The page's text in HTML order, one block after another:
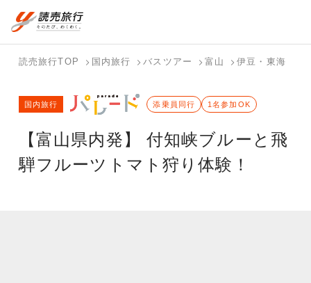
国内旅行トップ
バスツアー
を探す
個人旅行
（ブーケ）を探す
ら探す
テーマから写真から探
海外旅行トップ
海外特集か
ら探す
テーマから
探す
す
読売旅行TOP 国内旅行 バスツアー 富山 伊豆・東海
【富山県内発】 付知峡ブルーと飛
騨フルーツトマト狩り体験！
国内旅行 添乗員同行 1名参加OK